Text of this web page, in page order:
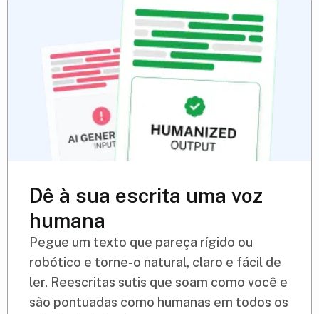
Dê à sua escrita uma voz
humana
Pegue um texto que pareça rígido ou
robótico e torne-o natural, claro e fácil de
ler. Reescritas sutis que soam como você e
são pontuadas como humanas em todos os